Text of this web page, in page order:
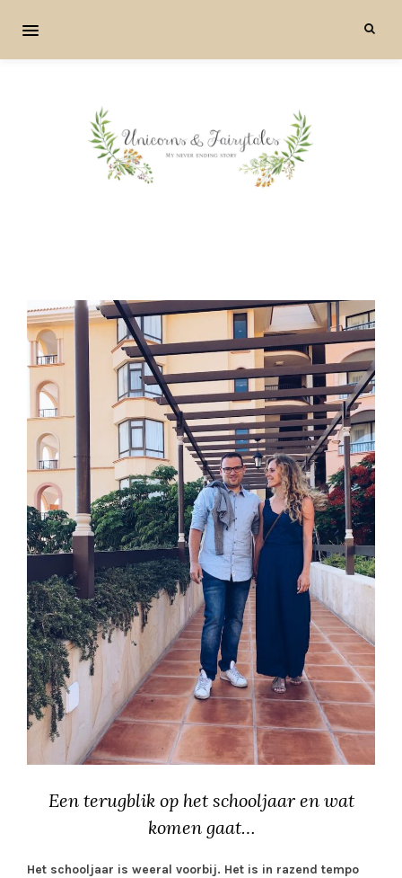
Een terugblik op het schooljaar en wat
komen gaat…
Het schooljaar is weeral voorbij. Het is in razend tempo